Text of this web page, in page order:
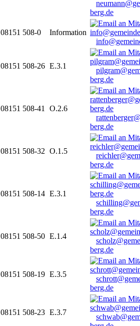
berg.de
08151 508-0
Information
08151 508-26 E.3.1
berg.de
08151 508-41
O.2.6
berg.de
08151 508-32 O.1.5
berg.de
08151 508-14 E.3.1
berg.de
08151 508-50 E.1.4
berg.de
08151 508-19 E.3.5
berg.de
08151 508-23 E.3.7